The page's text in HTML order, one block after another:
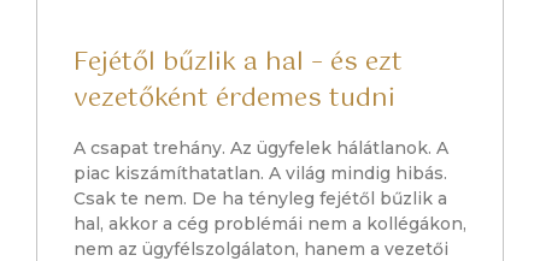
Fejétől bűzlik a hal – és ezt
vezetőként érdemes tudni
A csapat trehány. Az ügyfelek hálátlanok. A
piac kiszámíthatatlan. A világ mindig hibás.
Csak te nem. De ha tényleg fejétől bűzlik a
hal, akkor a cég problémái nem a kollégákon,
nem az ügyfélszolgálaton, hanem a vezetői